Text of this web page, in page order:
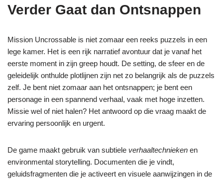
Verder Gaat dan Ontsnappen
Mission Uncrossable is niet zomaar een reeks puzzels in een
lege kamer. Het is een rijk narratief avontuur dat je vanaf het
eerste moment in zijn greep houdt. De setting, de sfeer en de
geleidelijk onthulde plotlijnen zijn net zo belangrijk als de puzzels
zelf. Je bent niet zomaar aan het ontsnappen; je bent een
personage in een spannend verhaal, vaak met hoge inzetten.
Missie wel of niet halen? Het antwoord op die vraag maakt de
ervaring persoonlijk en urgent.
De game maakt gebruik van subtiele verhaaltechnieken en
environmental storytelling. Documenten die je vindt,
geluidsfragmenten die je activeert en visuele aanwijzingen in de